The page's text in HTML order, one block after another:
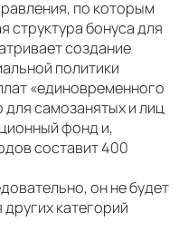
по которым
структура бонуса для
создание
политики
«единовременного
самозанятых и лиц
фонд и,
составит 400
он не будет
категорий